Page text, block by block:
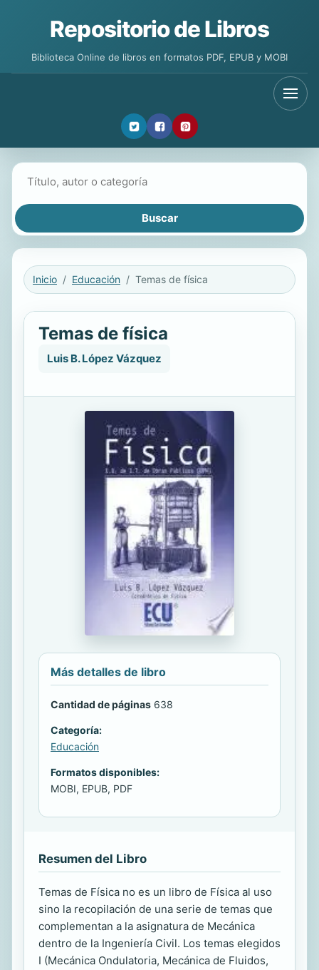
Repositorio de Libros
Biblioteca Online de libros en formatos PDF, EPUB y MOBI
Inicio Educación Temas de física
Temas de física
Luis B. López Vázquez
Más detalles de libro
Cantidad de páginas 638
Categoría:
Educación
Formatos disponibles:
MOBI, EPUB, PDF
Resumen del Libro
Temas de Física no es un libro de Física al uso
sino la recopilación de una serie de temas que
complementan a la asignatura de Mecánica
dentro de la Ingeniería Civil. Los temas elegidos
I (Mecánica Ondulatoria, Mecánica de Fluidos,